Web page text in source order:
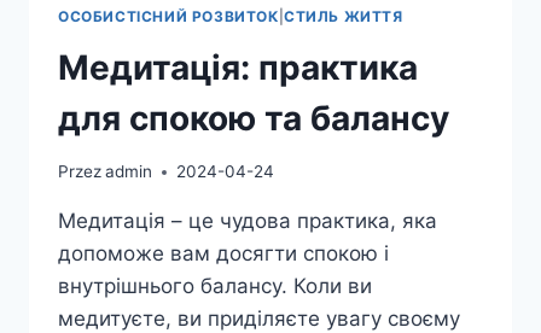
ОСОБИСТІСНИЙ РОЗВИТОК |СТИЛЬ ЖИТТЯ
Медитація: практика
для спокою та балансу
Przezadmin 2024-04-24
Медитація – це чудова практика, яка
допоможе вам досягти спокою і
внутрішнього балансу. Коли ви
медитуєте, ви приділяєте увагу своєму